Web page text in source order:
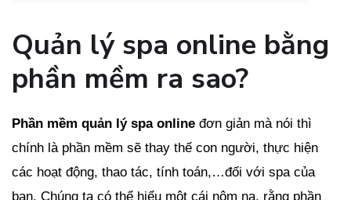
Quản lý spa online bằng
phần mềm ra sao?
Phần mềm quản lý spa online đơn giản mà nói thì
chính là phần mềm sẽ thay thế con người, thực hiện
các hoạt động, thao tác, tính toán,…đối với spa của
bạn. Chúng ta có thể hiểu một cái nôm na, rằng phần